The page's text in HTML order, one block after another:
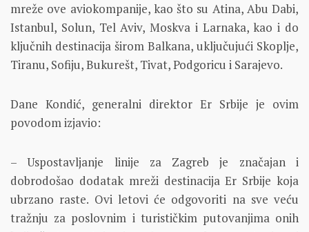
mreže ove aviokompanije, kao što su Atina, Abu Dabi,
Istanbul, Solun, Tel Aviv, Moskva i Larnaka, kao i do
ključnih destinacija širom Balkana, uključujući Skoplje,
Tiranu, Sofiju, Bukurešt, Tivat, Podgoricu i Sarajevo.
Dane Kondić, generalni direktor Er Srbije je ovim
povodom izjavio:
– Uspostavljanje linije za Zagreb je značajan i
dobrodošao dodatak mreži destinacija Er Srbije koja
ubrzano raste. Ovi letovi će odgovoriti na sve veću
tražnju za poslovnim i turističkim putovanjima onih